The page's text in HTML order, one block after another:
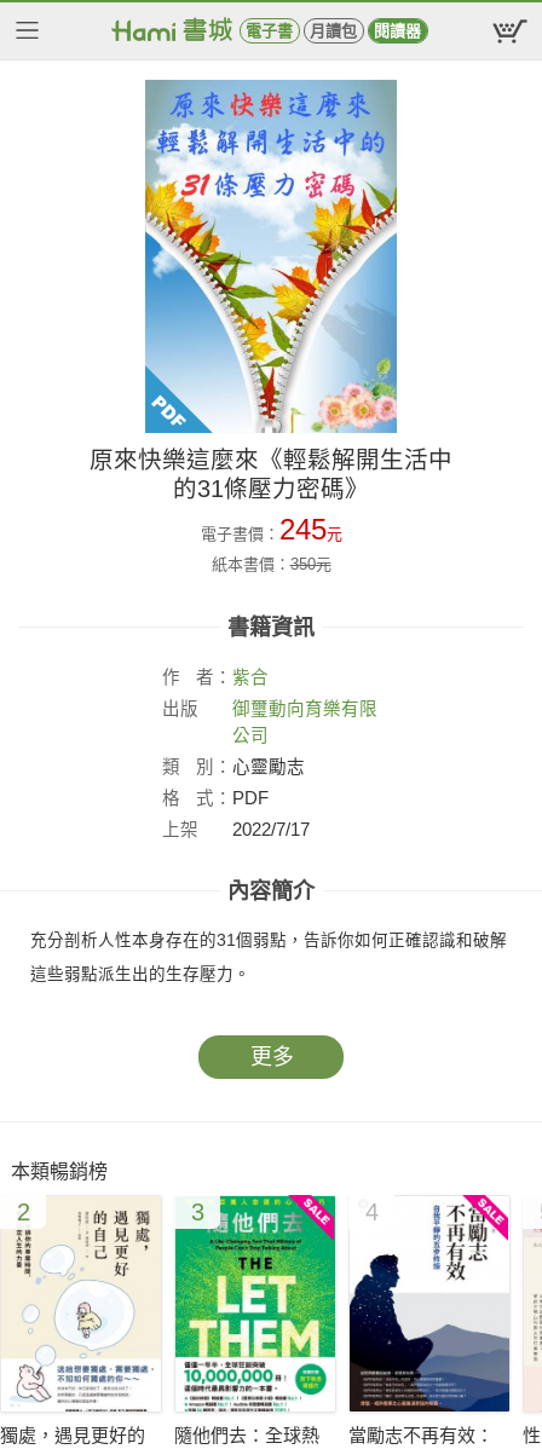
電子書 月讀包 閱讀器
原來快樂這麼來《輕鬆解開生活中
的31條壓力密碼》
電子書價： 245元
紙本書價：350元
書籍資訊
作 者： 紫合
出版
御璽動向育樂有限
公司
類
別： 心靈勵志
格
式： PDF
上架
2022/7/17
內容簡介
充分剖析人性本身存在的31個弱點，告訴你如何正確認識和破解
這些弱點派生出的生存壓力。
更多
本類暢銷榜
2
獨處，遇見更好的
3
隨他們去：全球熱
4
當勵志不再有效：